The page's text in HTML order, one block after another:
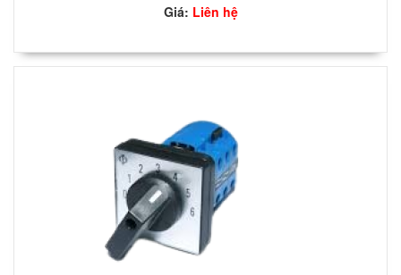
Giá: Liên hệ